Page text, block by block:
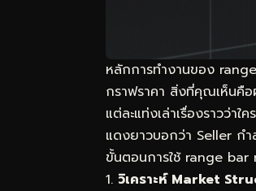
หลักการทำงานของ
กราฟราคา สิ่งที่คุณเห็นคื
แต่ละแท่งเล่าเรื่องราวว่า
แดงยาวบอกว่า Seller ก
ขั้นตอนการใช้ range
วิเคราะห์ Market